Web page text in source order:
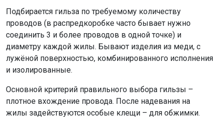
Подбирается гильза по требуемому количеству
проводов (в распредкоробке часто бывает нужно
соединить 3 и более проводов в одной точке) и
диаметру каждой жилы. Бывают изделия из меди, с
лужёной поверхностью, комбинированного исполнения
и изолированные.
Основной критерий правильного выбора гильзы –
плотное вхождение провода. После надевания на
жилы задействуются особые клещи – для обжимки.